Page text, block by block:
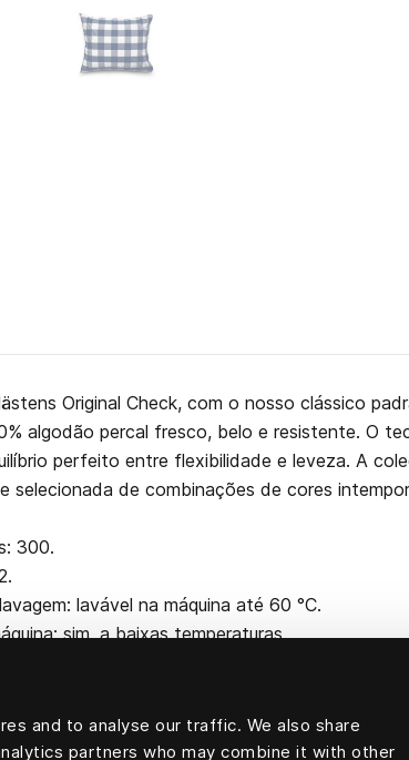
and to analyse our traffic. We also share
partners who may combine it with other
Original Check, com o nosso clássico
algodão percal fresco, belo e resistente. O
perfeito entre flexibilidade e leveza. A
selecionada de combinações de cores
300.
lavável na máquina até 60 °C.
sim, a baixas temperaturas.